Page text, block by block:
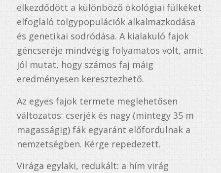
elkezdődött a különböző ökológiai fülkéket
elfoglaló tölgypopulációk alkalmazkodása
és genetikai sodródása. A kialakuló fajok
géncseréje mindvégig folyamatos volt, amit
jól mutat, hogy számos faj máig
eredményesen keresztezhető.
Az egyes fajok termete meglehetősen
változatos: cserjék és nagy (mintegy 35 m
magasságig) fák egyaránt előfordulnak a
nemzetségben. Kérge repedezett.
Virága egylaki, redukált: a hím virág